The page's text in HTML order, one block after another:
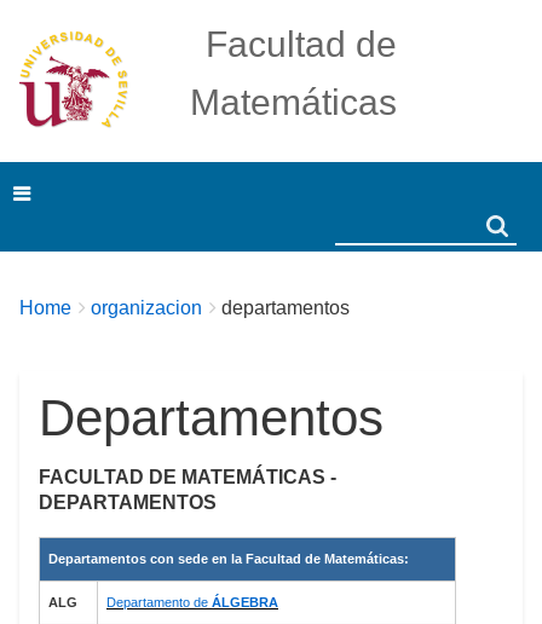
Facultad de
Matemáticas
Breadcrumbs
You
Home organizacion departamentos
Departamentos
FACULTAD DE MATEMÁTICAS -
DEPARTAMENTOS
Departamentos con sede en la Facultad de Matemáticas:
ALG Departamento de ÁLGEBRA